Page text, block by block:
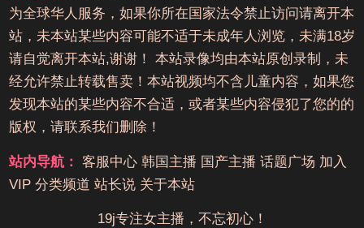
为全球华人服务，如果你所在国家法令禁止访问请离开本
站，未本站某些内容可能不适于未成年人浏览，未满18岁
请自觉离开本站,谢谢！ 本站录像均由本站原创录制，未
经允许禁止转载售卖！本站视频均不含儿童内容，如果您
发现本站的某些内容不合适，或者某些内容侵犯了您的的
版权，请联系我们删除！
站内导航： 客服中心 韩国主播 国产主播 话题广场 加入
VIP 分类频道 站长说 关于本站
19j专注女主播，不忘初心！